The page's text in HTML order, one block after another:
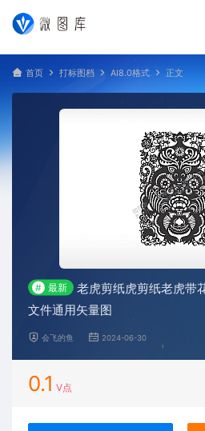
首页 打标图档 AI8.0格式 正文
# 最新
老虎剪纸虎剪纸老虎带
文件通用矢量图
会飞的鱼 2024-06-30
0.1 V点